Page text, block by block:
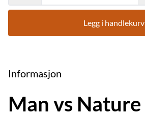
Legg i handlekurv
Informasjon
Man vs Nature